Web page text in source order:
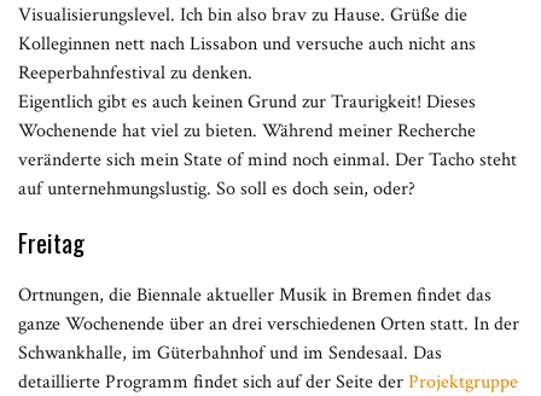
Visualisierungslevel. Ich bin also brav zu Hause. Grüße die
Kolleginnen nett nach Lissabon und versuche auch nicht ans
Reeperbahnfestival zu denken.
Eigentlich gibt es auch keinen Grund zur Traurigkeit! Dieses
Wochenende hat viel zu bieten. Während meiner Recherche
veränderte sich mein State of mind noch einmal. Der Tacho steht
auf unternehmungslustig. So soll es doch sein, oder?
Freitag
Ortnungen, die Biennale aktueller Musik in Bremen findet das
ganze Wochenende über an drei verschiedenen Orten statt. In der
Schwankhalle, im Güterbahnhof und im Sendesaal. Das
detaillierte Programm findet sich auf der Seite derProjektgruppe